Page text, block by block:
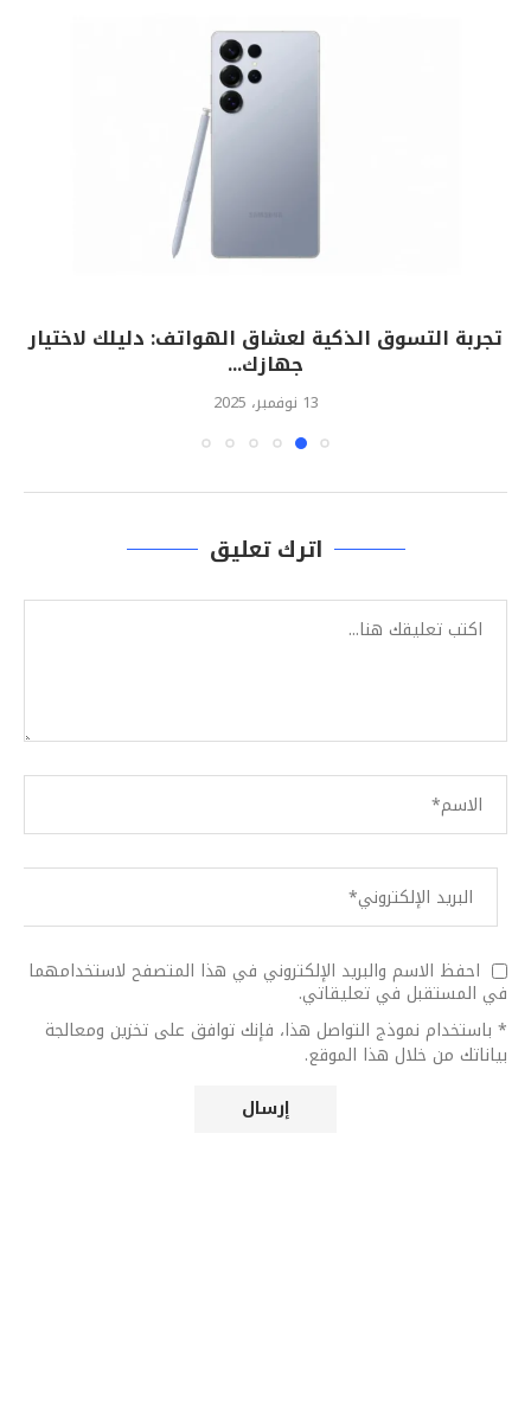
تجربة التسوق الذكية لعشاق الهواتف: دليلك لاختيار
جهازك...
13 نوفمبر، 2025
اترك تعليق
احفظ الاسم والبريد الإلكتروني في هذا المتصفح لاستخدامهما
في المستقبل في تعليقاتي.
* باستخدام نموذج التواصل هذا، فإنك توافق على تخزين ومعالجة
بياناتك من خلال هذا الموقع.